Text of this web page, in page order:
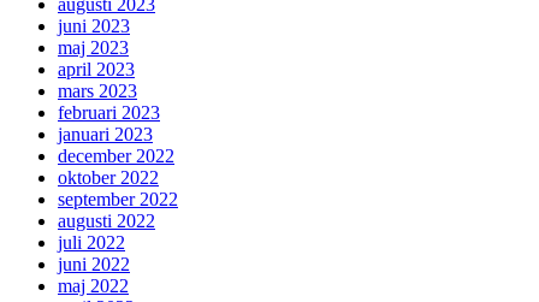
juni 2023
maj 2023
april 2023
mars 2023
februari 2023
januari 2023
december 2022
oktober 2022
september 2022
augusti 2022
juli 2022
juni 2022
maj 2022